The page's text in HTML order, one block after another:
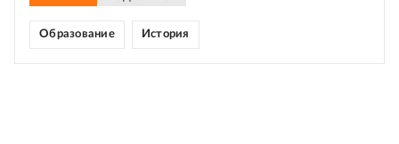
Образование История